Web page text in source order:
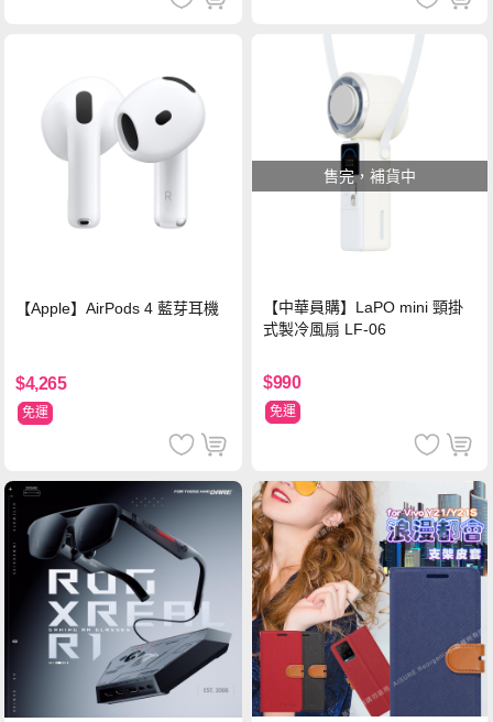
【Apple】AirPods 4 藍芽耳機
$4,265
免運
售完，補貨中
【中華員購】LaPO mini 頸掛
式製冷風扇 LF-06
$990
免運